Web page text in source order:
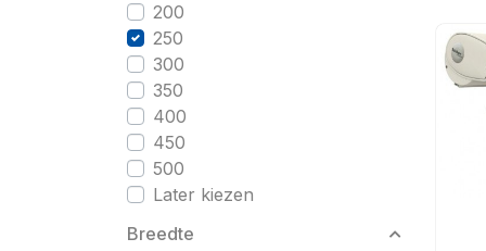
200
250
300
350
400
450
500
Later kiezen
Breedte